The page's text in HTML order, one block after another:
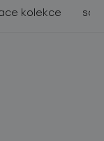
kolekce